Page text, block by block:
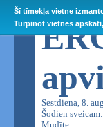
Šī tīmekļa vietne
Turpinot vietnes
Sestdiena, 8.
Šodien
Mudīte